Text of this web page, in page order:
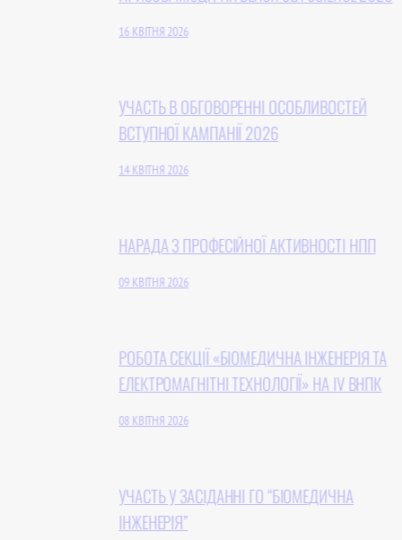
16 КВІТНЯ 2026
УЧАСТЬ В ОБГОВОРЕННІ ОСОБЛИВОСТЕЙ
ВСТУПНОЇ КАМПАНІЇ 2026
14 КВІТНЯ 2026
НАРАДА З ПРОФЕСІЙНОЇ АКТИВНОСТІ НПП
09 КВІТНЯ 2026
РОБОТА СЕКЦІЇ «БІОМЕДИЧНА ІНЖЕНЕРІЯ ТА
ЕЛЕКТРОМАГНІТНІ ТЕХНОЛОГІЇ» НА IV ВНПК
08 КВІТНЯ 2026
УЧАCТЬ У ЗАСІДАННІ ГО “БІОМЕДИЧНА
ІНЖЕНЕРІЯ”